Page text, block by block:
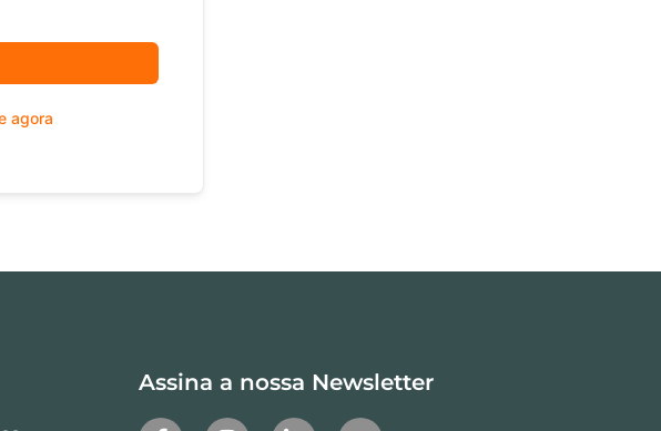
agora
Assina a nossa Newsletter